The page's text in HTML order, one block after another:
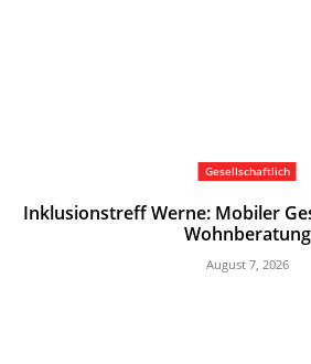
Gesellschaftlich
Inklusionstreff Werne: Mobiler
Wohnberatung
August 7, 2026